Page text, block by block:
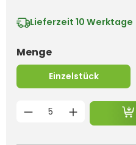
Lieferzeit 10 Werktage
Mengeauswählen
Einzelstück
Produkt